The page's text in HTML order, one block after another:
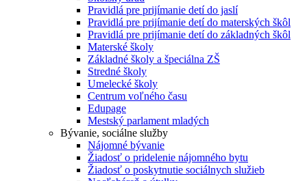
Pravidlá pre prijímanie detí do jaslí
Pravidlá pre prijímanie detí do materských škôl
Pravidlá pre prijímanie detí do základných škôl
Materské školy
Základné školy a špeciálna ZŠ
Stredné školy
Umelecké školy
Centrum voľného času
Edupage
Mestský parlament mladých
Bývanie, sociálne služby
Nájomné bývanie
Žiadosť o pridelenie nájomného bytu
Žiadosť o poskytnutie sociálnych služieb